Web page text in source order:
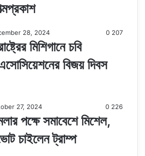
28, 2024 0 207
মিশিগানে চবি
বিজয় দিবস
27, 2024 0 226
পক্ষে সমাবেশে মিশেল,
চাইলেন ট্রাম্প